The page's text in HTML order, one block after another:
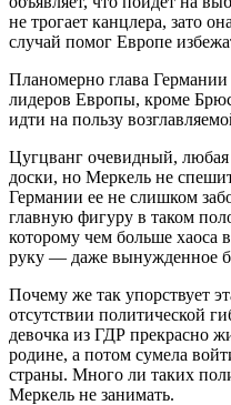
не трогает канцлера, зато
случай помог Европе
Планомерно глава Германии
лидеров Европы, кроме
идти на пользу
Цугцванг очевидный,
доски, но Меркель не
Германии ее не слишком
главную фигуру в таком
которому чем больше хаоса
руку — даже вынужденное
Почему же так упорствует
отсутствии политической
девочка из ГДР прекрасно
родине, а потом сумела
страны. Много ли таких
Меркель не занимать.